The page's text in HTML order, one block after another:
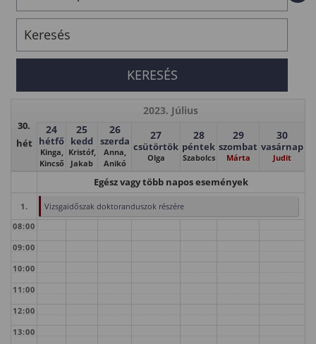
30.
hét
2023. Július
24
hétfő
Kinga,
Kincső
25
kedd
Kristóf,
Jakab
26
szerda
Anna,
Anikó
27
csütörtök
Olga
28
péntek
Szabolcs
29
szombat
Márta
30
vasárnap
Judit
Egész vagy több napos események
1.
Vizsgaidőszak doktoranduszok részére
08:00
09:00
10:00
11:00
12:00
13:00